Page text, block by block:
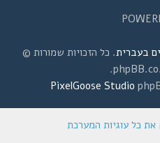
. כל הזכויות שמורות ©
PixelGoose Studio
עוגיות המערכת